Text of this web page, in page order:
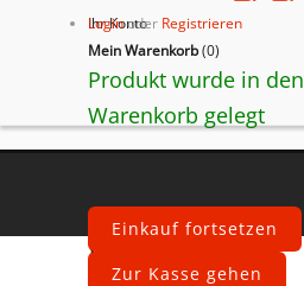
Ihr Konto
Loginoder Registrieren
Mein Warenkorb(0)
Produkt wurde in den
Warenkorb gelegt
Einkauf fortsetzen
Zur Kasse gehen
Fehler